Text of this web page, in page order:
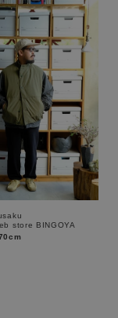
store BINGOYA